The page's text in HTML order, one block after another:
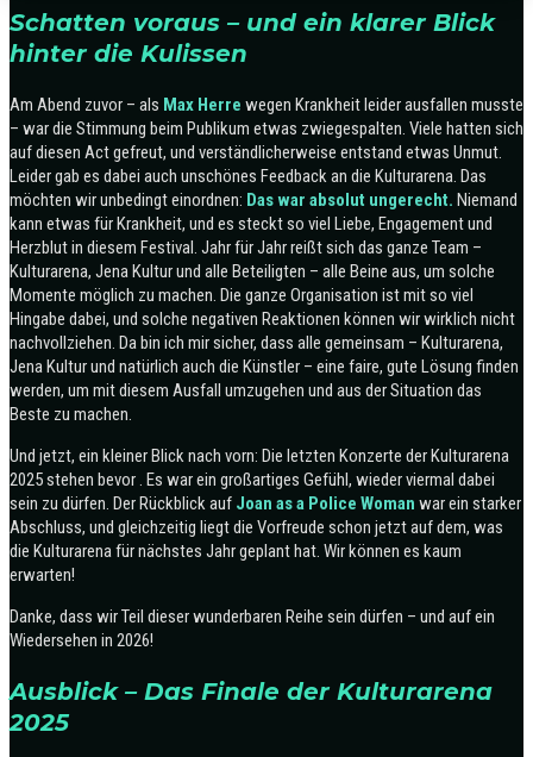
Schatten voraus – und ein klarer Blick
hinter die Kulissen
Am Abend zuvor – als Max Herre wegen Krankheit leider ausfallen musste
– war die Stimmung beim Publikum etwas zwiegespalten. Viele hatten sich
auf diesen Act gefreut, und verständlicherweise entstand etwas Unmut.
Leider gab es dabei auch unschönes Feedback an die Kulturarena. Das
möchten wir unbedingt einordnen: Das war absolut ungerecht. Niemand
kann etwas für Krankheit, und es steckt so viel Liebe, Engagement und
Herzblut in diesem Festival. Jahr für Jahr reißt sich das ganze Team –
Kulturarena, Jena Kultur und alle Beteiligten – alle Beine aus, um solche
Momente möglich zu machen. Die ganze Organisation ist mit so viel
Hingabe dabei, und solche negativen Reaktionen können wir wirklich nicht
nachvollziehen. Da bin ich mir sicher, dass alle gemeinsam – Kulturarena,
Jena Kultur und natürlich auch die Künstler – eine faire, gute Lösung finden
werden, um mit diesem Ausfall umzugehen und aus der Situation das
Beste zu machen.
Und jetzt, ein kleiner Blick nach vorn: Die letzten Konzerte der Kulturarena
2025 stehen bevor . Es war ein großartiges Gefühl, wieder viermal dabei
sein zu dürfen. Der Rückblick auf Joan as a Police Woman war ein starker
Abschluss, und gleichzeitig liegt die Vorfreude schon jetzt auf dem, was
die Kulturarena für nächstes Jahr geplant hat. Wir können es kaum
erwarten!
Danke, dass wir Teil dieser wunderbaren Reihe sein dürfen – und auf ein
Wiedersehen in 2026!
Ausblick – Das Finale der Kulturarena
2025